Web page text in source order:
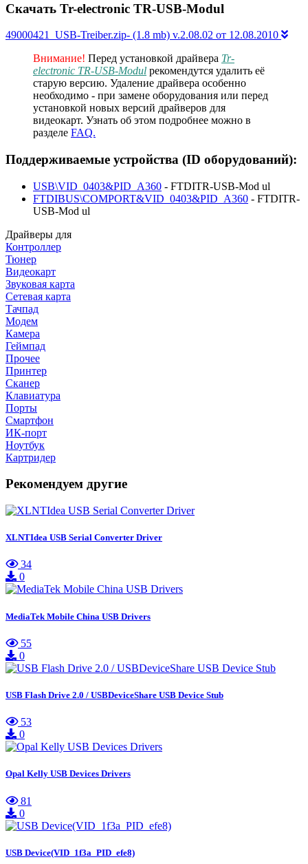
Скачать Tr-electronic TR-USB-Modul
49000421_USB-Treiber.zip- (1.8 mb) v.2.08.02 от 12.08.2010
Внимание! Перед установкой драйвера Tr-
electronic TR-USB-Modul рекомендутся удалить её
старую версию. Удаление драйвера особенно
необходимо - при замене оборудования или перед
установкой новых версий драйверов для
видеокарт. Узнать об этом подробнее можно в
разделе FAQ.
Поддерживаемые устройства (ID оборудований):
USB\VID_0403&PID_A360 - FTDITR-USB-Mod ul
FTDIBUS\COMPORT&VID_0403&PID_A360 - FTDITR-
USB-Mod ul
Драйверы для
Контроллер
Тюнер
Видеокарт
Звуковая карта
Сетевая карта
Тачпад
Модем
Камера
Геймпад
Прочее
Принтер
Сканер
Клавиатура
Порты
Смартфон
ИК-порт
Ноутбук
Картридер
Рекомендуем другие
XLNTIdea USB Serial Converter Driver
34
0
MediaTek Mobile China USB Drivers
55
0
USB Flash Drive 2.0 / USBDeviceShare USB Device Stub
53
0
Opal Kelly USB Devices Drivers
81
0
USB Device(VID_1f3a_PID_efe8)